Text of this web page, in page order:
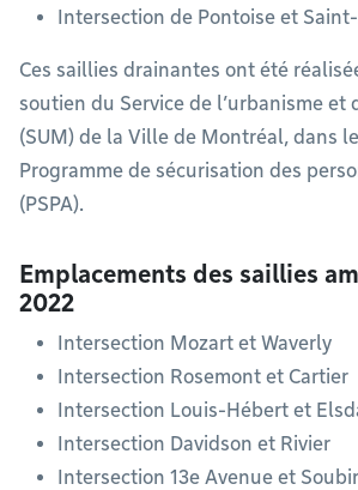
Intersection de Pontoise et
Ces saillies drainantes ont été
soutien du Service de l’urbanisme et
(SUM) de la Ville de Montréal, dans
Programme de sécurisation des
(PSPA).
Emplacements des saillies
2022
Intersection Mozart et Waverly
Intersection Rosemont et Cartier
Intersection Louis-Hébert et
Intersection Davidson et Rivier
Intersection 13e Avenue et